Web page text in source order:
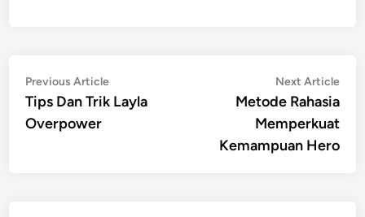
Post
navigation
Previous ArticlePrevious
article:
Tips Dan Trik Layla
Overpower
Next Article
Metode Rahasia
Memperkuat
Kemampuan Hero